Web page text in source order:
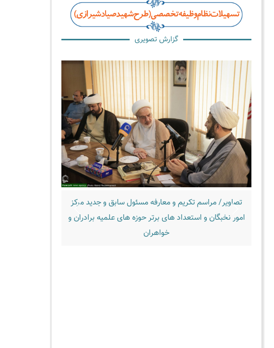
گزارش تصویری
تصاویر/ مراسم تکریم و معارفه مسئول سابق و جدید مرکز
امور نخبگان و استعداد های برتر حوزه های علمیه برادران و
خواهران